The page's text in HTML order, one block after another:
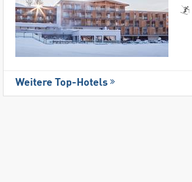
Weitere Top-Hotels